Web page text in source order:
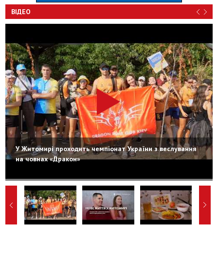
ВІДЕО
У Житомирі проходить чемпіонат України з веслування
на човнах «Дракон»